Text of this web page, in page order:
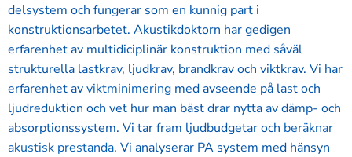
delsystem och fungerar som en kunnig part i
konstruktionsarbetet. Akustikdoktorn har gedigen
erfarenhet av multidiciplinär konstruktion med såväl
strukturella lastkrav, ljudkrav, brandkrav och viktkrav. Vi har
erfarenhet avviktminimering med avseende på last och
ljudreduktion och vet hur man bäst drar nytta av dämp- och
absorptionssystem. Vi tar fram ljudbudgetar och beräknar
akustisk prestanda. Vi analyserar PA system med hänsyn